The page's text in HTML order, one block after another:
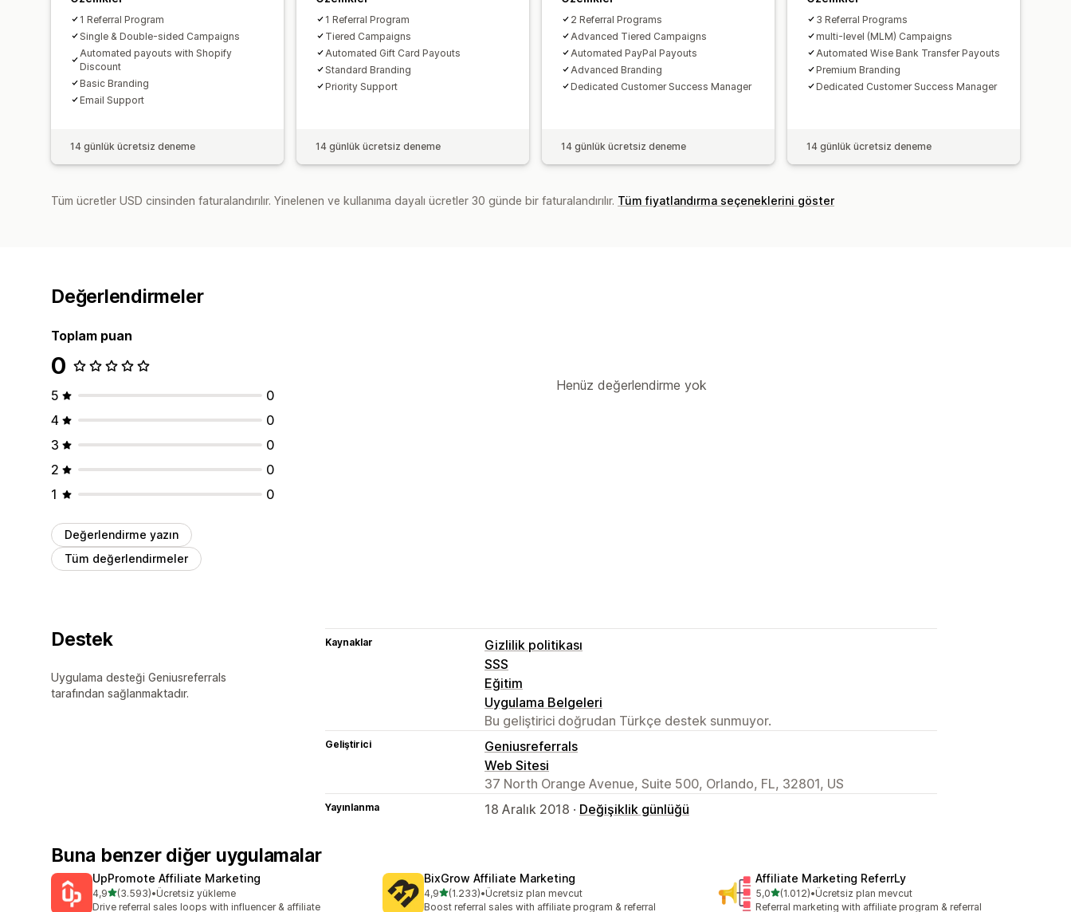
ACH Ödemeleri Banka havaleleri Otomatik ödemeler Toplu ödemeler
Kart ödemeleri
Hediye kartı ödemeleri Çoklu para birimi PayPal
Zamanlanmış ödemeler
1 Referral Program
Single & Double-sided Campaigns
Automated payouts with Shopify
Discount
Basic Branding
Email Support
14 günlük ücretsiz deneme
1 Referral Program
Tiered Campaigns
Automated Gift Card Payouts
Standard Branding
Priority Support
14 günlük ücretsiz deneme
2 Referral Programs
Advanced Tiered Campaigns
Automated PayPal Payouts
Advanced Branding
Dedicated Customer Success Manager
14 günlük ücretsiz deneme
3 Referral Programs
multi-level (MLM) Campaigns
Automated Wise Bank Transfer Payouts
Premium Branding
Dedicated Customer Success Manager
14 günlük ücretsiz deneme
Tüm ücretler USD cinsinden faturalandırılır. Yinelenen ve kullanıma dayalı ücretler 30 günde bir faturalandırılır. Tüm fiyatlandırma seçeneklerini göster
Değerlendirmeler
Toplam puan
0
5
0
4
0
3
0
2
0
1
0
Değerlendirme yazın
Tüm değerlendirmeler
Henüz değerlendirme yok
Destek
Uygulama desteği Geniusreferrals
tarafından sağlanmaktadır.
Kaynaklar
Gizlilik politikası
SSS
Eğitim
Uygulama Belgeleri
Bu geliştirici doğrudan Türkçe destek sunmuyor.
Geliştirici
Geniusreferrals
Web Sitesi
37 North Orange Avenue, Suite 500, Orlando, FL, 32801, US
Yayınlanma 18 Aralık 2018 · Değişiklik günlüğü
Buna benzer diğer uygulamalar
UpPromote Affiliate Marketing
4,95 yıldız üzerinden
(3.593)
toplam 3593 değerlendirme
•Ücretsiz yükleme
Drive referral sales loops with influencer & affiliate
BixGrow Affiliate Marketing
4,95 yıldız üzerinden
(1.233)
toplam 1233 değerlendirme
•Ücretsiz plan mevcut
Boost referral sales with affiliate program & referral
Affiliate Marketing ReferrLy
5,05 yıldız üzerinden
(1.012)
toplam 1012 değerlendirme
•Ücretsiz plan mevcut
Referral marketing with affiliate program & referral